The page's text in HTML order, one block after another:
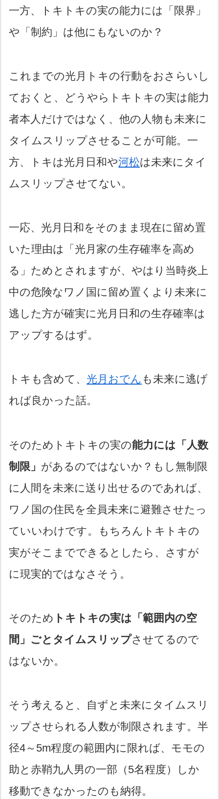
一方、トキトキの実の能力には「限界」
や「制約」は他にもないのか？
これまでの光月トキの行動をおさらいし
ておくと、どうやらトキトキの実は能力
者本人だけではなく、他の人物も未来に
タイムスリップさせることが可能。一
方、トキは光月日和や河松は未来にタイ
ムスリップさせてない。
一応、光月日和をそのまま現在に留め置
いた理由は「光月家の生存確率を高め
る」ためとされますが、やはり当時炎上
中の危険なワノ国に留め置くより未来に
逃した方が確実に光月日和の生存確率は
アップするはず。
トキも含めて、光月おでん も未来に逃げ
れば良かった話。
そのためトキトキの実の能力には「人数
制限」 があるのではないか？もし無制限
に人間を未来に送り出せるのであれば、
ワノ国の住民を全員未来に避難させたっ
ていいわけです。もちろんトキトキの
実がそこまでできるとしたら、さすが
に現実的ではなさそう。
そのため トキトキの実は「範囲内の空
間」ごとタイムスリップさせてるので
はないか。
そう考えると、自ずと未来にタイムスリ
ップさせられる人数が制限されます。半
径4～5m程度の範囲内に限れば、モモの
助と赤鞘九人男の一部（5名程度）しか
移動できなかったのも納得。